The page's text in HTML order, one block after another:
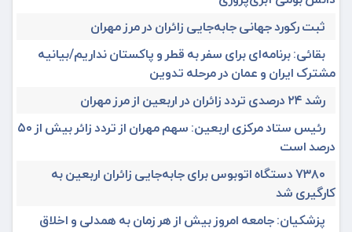
ثبت رکورد جهانی جابه‌جایی زائران در مرز مهران
بقائی: برنامه‌ای برای سفر به قطر و پاکستان نداریم/بیانیه
مشترک ایران و عمان در مرحله تدوین
رشد ۲۴ درصدی تردد زائران در اربعین از مرز مهران
رئیس ستاد مرکزی اربعین: سهم مهران از تردد زائر بیش از ۵۰
درصد است
۷۳۸۰ دستگاه اتوبوس برای جابه‌جایی زائران اربعین به‌
کارگیری شد
پزشکیان: جامعه امروز بیش از هر زمان به همدلی و اخلاق